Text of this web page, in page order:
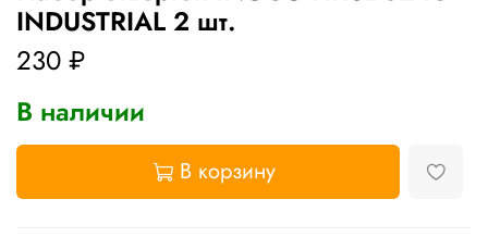
INDUSTRIAL 2 шт.
230 ₽
В наличии
В корзину